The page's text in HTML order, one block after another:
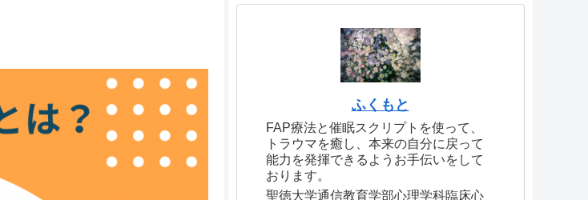
ふくもと
FAP療法と催眠スクリプトを使って、
トラウマを癒し、本来の自分に戻って
能力を発揮できるようお手伝いをして
おります。
聖徳大学通信教育学部心理学科臨床心